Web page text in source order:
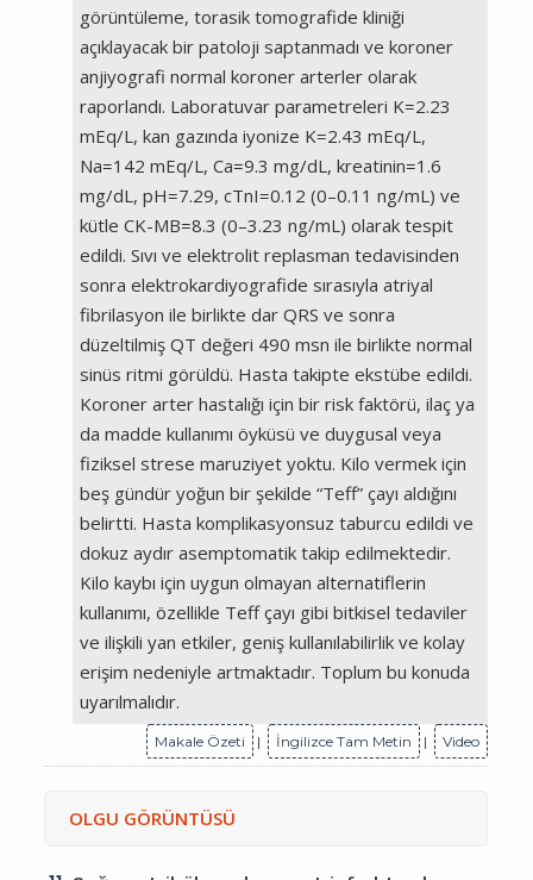
görüntüleme, torasik tomografide kliniği
açıklayacak bir patoloji saptanmadı ve koroner
anjiyografi normal koroner arterler olarak
raporlandı. Laboratuvar parametreleri K=2.23
mEq/L, kan gazında iyonize K=2.43 mEq/L,
Na=142 mEq/L, Ca=9.3 mg/dL, kreatinin=1.6
mg/dL, pH=7.29, cTnI=0.12 (0–0.11 ng/mL) ve
kütle CK-MB=8.3 (0–3.23 ng/mL) olarak tespit
edildi. Sıvı ve elektrolit replasman tedavisinden
sonra elektrokardiyografide sırasıyla atriyal
fibrilasyon ile birlikte dar QRS ve sonra
düzeltilmiş QT değeri 490 msn ile birlikte normal
sinüs ritmi görüldü. Hasta takipte ekstübe edildi.
Koroner arter hastalığı için bir risk faktörü, ilaç ya
da madde kullanımı öyküsü ve duygusal veya
fiziksel strese maruziyet yoktu. Kilo vermek için
beş gündür yoğun bir şekilde “Teff” çayı aldığını
belirtti. Hasta komplikasyonsuz taburcu edildi ve
dokuz aydır asemptomatik takip edilmektedir.
Kilo kaybı için uygun olmayan alternatiflerin
kullanımı, özellikle Teff çayı gibi bitkisel tedaviler
ve ilişkili yan etkiler, geniş kullanılabilirlik ve kolay
erişim nedeniyle artmaktadır. Toplum bu konuda
uyarılmalıdır.
Makale Özeti | İngilizce Tam Metin | Video
OLGU GÖRÜNTÜSÜ